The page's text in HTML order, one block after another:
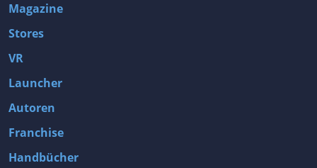
Magazine
Stores
VR
Launcher
Autoren
Franchise
Handbücher